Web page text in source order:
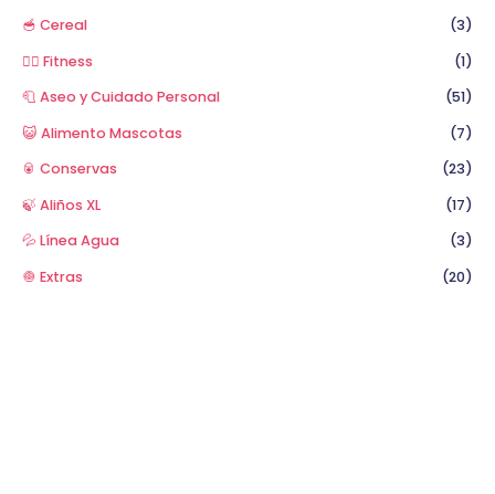
🥣 Cereal
(3)
🏋️‍♂️ Fitness
(1)
🧻 Aseo y Cuidado Personal
(51)
😺 Alimento Mascotas
(7)
🥫 Conservas
(23)
🍃 Aliños XL
(17)
💦 Línea Agua
(3)
🧅 Extras
(20)